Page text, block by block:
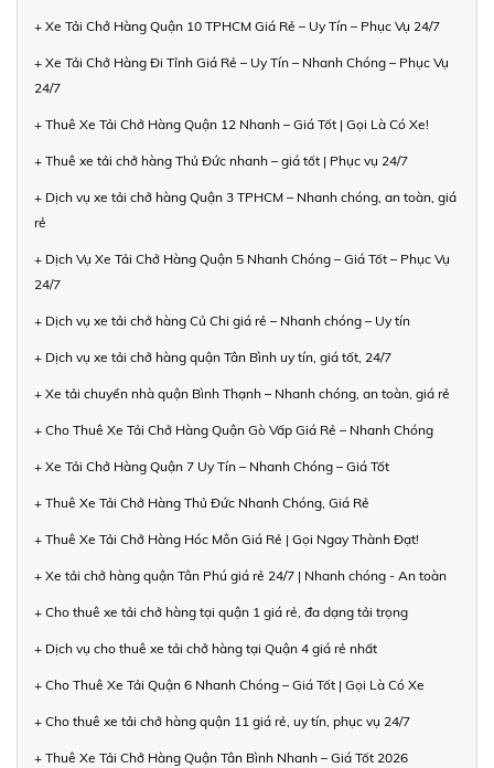
+ Xe Tải Chở Hàng Quận 10 TPHCM Giá Rẻ – Uy Tín – Phục Vụ 24/7
+ Xe Tải Chở Hàng Đi Tỉnh Giá Rẻ – Uy Tín – Nhanh Chóng – Phục Vụ
24/7
+ Thuê Xe Tải Chở Hàng Quận 12 Nhanh – Giá Tốt | Gọi Là Có Xe!
+ Thuê xe tải chở hàng Thủ Đức nhanh – giá tốt | Phục vụ 24/7
+ Dịch vụ xe tải chở hàng Quận 3 TPHCM – Nhanh chóng, an toàn, giá
rẻ
+ Dịch Vụ Xe Tải Chở Hàng Quận 5 Nhanh Chóng – Giá Tốt – Phục Vụ
24/7
+ Dịch vụ xe tải chở hàng Củ Chi giá rẻ – Nhanh chóng – Uy tín
+ Dịch vụ xe tải chở hàng quận Tân Bình uy tín, giá tốt, 24/7
+ Xe tải chuyển nhà quận Bình Thạnh – Nhanh chóng, an toàn, giá rẻ
+ Cho Thuê Xe Tải Chở Hàng Quận Gò Vấp Giá Rẻ – Nhanh Chóng
+ Xe Tải Chở Hàng Quận 7 Uy Tín – Nhanh Chóng – Giá Tốt
+ Thuê Xe Tải Chở Hàng Thủ Đức Nhanh Chóng, Giá Rẻ
+ Thuê Xe Tải Chở Hàng Hóc Môn Giá Rẻ | Gọi Ngay Thành Đạt!
+ Xe tải chở hàng quận Tân Phú giá rẻ 24/7 | Nhanh chóng - An toàn
+ Cho thuê xe tải chở hàng tại quận 1 giá rẻ, đa dạng tải trọng
+ Dịch vụ cho thuê xe tải chở hàng tại Quận 4 giá rẻ nhất
+ Cho Thuê Xe Tải Quận 6 Nhanh Chóng – Giá Tốt | Gọi Là Có Xe
+ Cho thuê xe tải chở hàng quận 11 giá rẻ, uy tín, phục vụ 24/7
+ Thuê Xe Tải Chở Hàng Quận Tân Bình Nhanh – Giá Tốt 2026